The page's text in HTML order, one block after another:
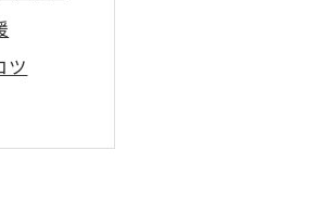
ツ